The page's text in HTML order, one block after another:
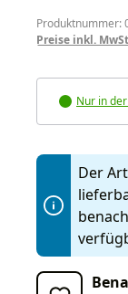
Produktnummer:
Preise inkl.
Nur in
Der